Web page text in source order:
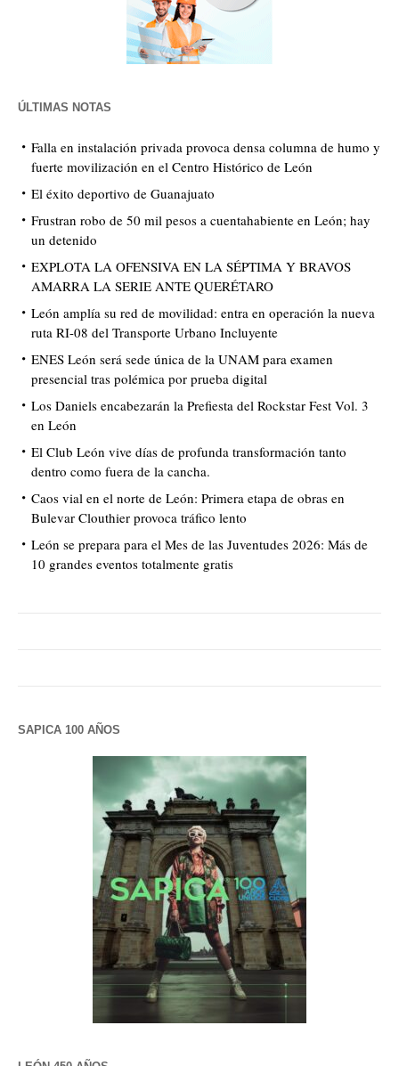
ÚLTIMAS NOTAS
Falla en instalación privada provoca densa columna de humo y
fuerte movilización en el Centro Histórico de León
El éxito deportivo de Guanajuato
Frustran robo de 50 mil pesos a cuentahabiente en León; hay
un detenido
EXPLOTA LA OFENSIVA EN LA SÉPTIMA Y BRAVOS
AMARRA LA SERIE ANTE QUERÉTARO
León amplía su red de movilidad: entra en operación la nueva
ruta RI-08 del Transporte Urbano Incluyente
ENES León será sede única de la UNAM para examen
presencial tras polémica por prueba digital
Los Daniels encabezarán la Prefiesta del Rockstar Fest Vol. 3
en León
El Club León vive días de profunda transformación tanto
dentro como fuera de la cancha.
Caos vial en el norte de León: Primera etapa de obras en
Bulevar Clouthier provoca tráfico lento
León se prepara para el Mes de las Juventudes 2026: Más de
10 grandes eventos totalmente gratis
SAPICA 100 AÑOS